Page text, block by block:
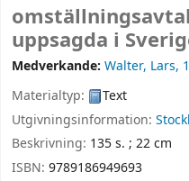
uppsagda i
Medverkande: Walter, Lars,
Materialtyp:
Text
Utgivningsinformation:
Beskrivning: 135 s. ; 22 cm
ISBN: 9789186949693